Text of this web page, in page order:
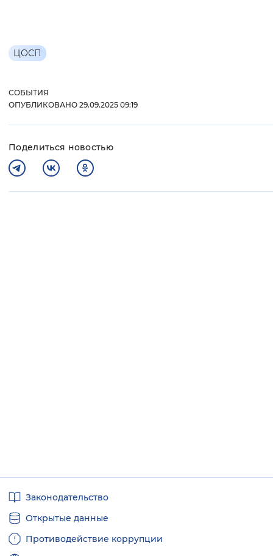
СОБЫТИЯ
ОПУБЛИКОВАНО 29.09.2025 09:19
Поделиться новостью
ЦОСП
ссылкиЗаконодательство
Открытые данные
Противодействие коррупции